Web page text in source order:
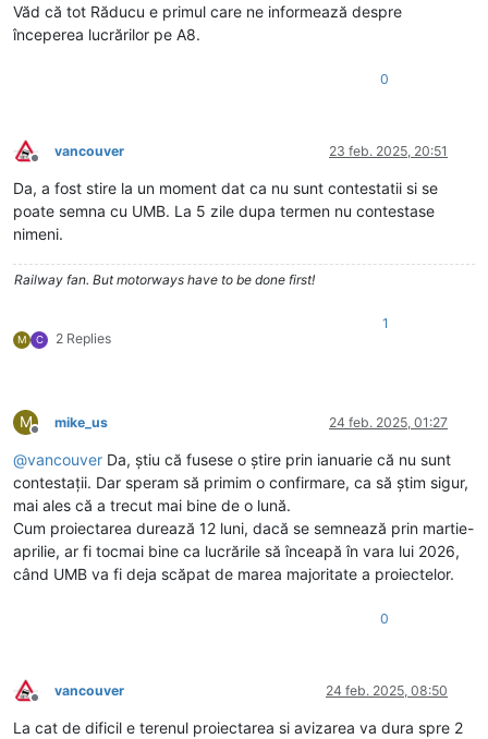
Văd că tot Răducu e primul care ne informează despre
începerea lucrărilor pe A8.
0
Deconectat
vancouver 23 feb. 2025, 20:51
Da, a fost stire la un moment dat ca nu sunt contestatii si se
poate semna cu UMB. La 5 zile dupa termen nu contestase
nimeni.
Railway fan. But motorways have to be done first!
M C 2 Replies
1
M
Deconectat
mike_us 24 feb. 2025, 01:27
@vancouver Da, știu că fusese o știre prin ianuarie că nu sunt
contestații. Dar speram să primim o confirmare, ca să știm sigur,
mai ales că a trecut mai bine de o lună.
Cum proiectarea durează 12 luni, dacă se semnează prin martie-
aprilie, ar fi tocmai bine ca lucrările să înceapă în vara lui 2026,
când UMB va fi deja scăpat de marea majoritate a proiectelor.
0
Deconectat
vancouver 24 feb. 2025, 08:50
La cat de dificil e terenul proiectarea si avizarea va dura spre 2